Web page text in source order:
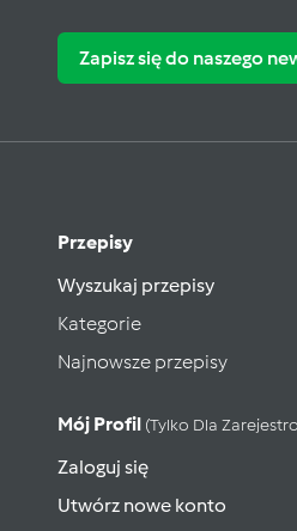
Zapisz się do naszego
Przepisy
Wyszukaj przepisy
Kategorie
Najnowsze przepisy
Mój Profil (tylko Dla
Zaloguj się
Utwórz nowe konto